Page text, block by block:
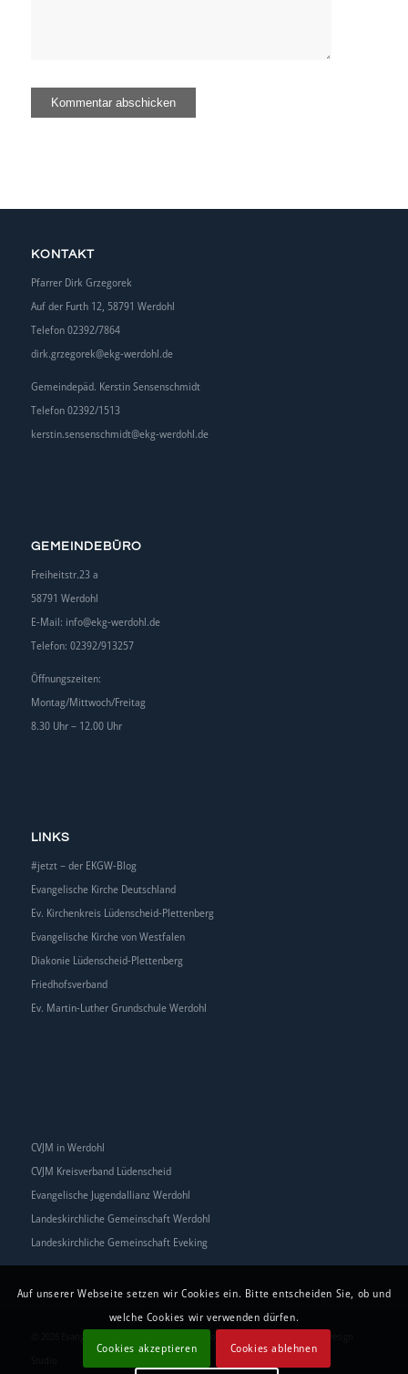
KONTAKT
Pfarrer Dirk Grzegorek
Auf der Furth 12, 58791 Werdohl
Telefon 02392/7864
dirk.grzegorek@ekg-werdohl.de
Gemeindepäd. Kerstin Sensenschmidt
Telefon 02392/1513
kerstin.sensenschmidt@ekg-werdohl.de
GEMEINDEBÜRO
Freiheitstr.23 a
58791 Werdohl
E-Mail: info@ekg-werdohl.de
Telefon: 02392/913257
Öffnungszeiten:
Montag/Mittwoch/Freitag
8.30 Uhr – 12.00 Uhr
LINKS
#jetzt – der EKGW-Blog
Evangelische Kirche Deutschland
Ev. Kirchenkreis Lüdenscheid-Plettenberg
Evangelische Kirche von Westfalen
Diakonie Lüdenscheid-Plettenberg
Friedhofsverband
Ev. Martin-Luther Grundschule Werdohl
CVJM in Werdohl
CVJM Kreisverband Lüdenscheid
Evangelische Jugendallianz Werdohl
Landeskirchliche Gemeinschaft Werdohl
Landeskirchliche Gemeinschaft Eveking
© 2026 Evangelische Kirchengemeinde Werdohl | Realisierung:
EMANDU Design
Auf unserer Webseite setzen wir Cookies ein. Bitte entscheiden Sie, ob und
welche Cookies wir verwenden dürfen.
Cookies akzeptieren Cookies ablehnen